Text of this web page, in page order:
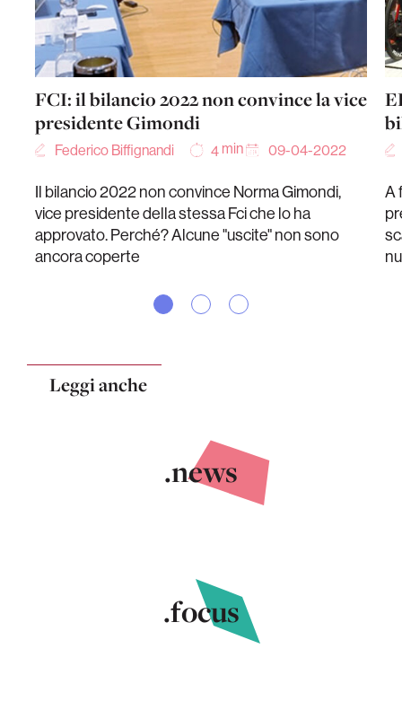
FCI: il bilancio 2022 non convince la vice
presidente Gimondi
Federico Biffignandi 4 min 09-04-2022
Il bilancio 2022 non convince Norma Gimondi,
vice presidente della stessa Fci che lo ha
approvato. Perché? Alcune "uscite" non sono
ancora coperte
A
Leggi anche
.news
.focus